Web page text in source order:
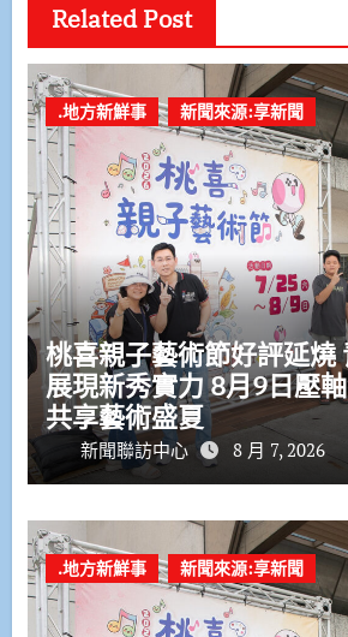
Related Post
.地方新鮮事 新聞來源:享新聞
桃喜親子藝術節好評延燒
展現新秀實力 8月9日壓
共享藝術盛夏
新聞聯訪中心 8 月 7, 2026
.地方新鮮事 新聞來源:享新聞